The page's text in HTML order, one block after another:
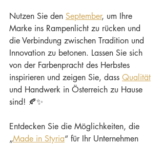
Nutzen Sie den September, um Ihre
Marke ins Rampenlicht zu rücken und
die Verbindung zwischen Tradition und
Innovation zu betonen. Lassen Sie sich
von der Farbenpracht des Herbstes
inspirieren und zeigen Sie, dass Qualität
und Handwerk in Österreich zu Hause
sind! 🍂✨
Entdecken Sie die Möglichkeiten, die
„Made in Styria“ für Ihr Unternehmen